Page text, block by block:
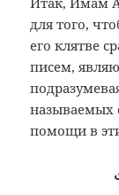
для того,
его клятве
писем,
называемых
помощи в